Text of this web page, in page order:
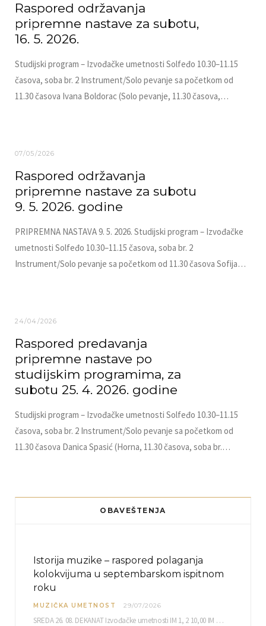
Raspored održavanja
pripremne nastave za subotu,
16. 5. 2026.
Studijski program – Izvođačke umetnosti Solfeđo 10.30–11.15
časova, soba br. 2 Instrument/Solo pevanje sa početkom od
11.30 časova Ivana Boldorac (Solo pevanje, 11.30 časova,…
07/05/2026
Raspored održavanja
pripremne nastave za subotu
9. 5. 2026. godine
PRIPREMNA NASTAVA 9. 5. 2026. Studijski program – Izvođačke
umetnosti Solfeđo 10.30–11.15 časova, soba br. 2
Instrument/Solo pevanje sa početkom od 11.30 časova Sofija…
24/04/2026
Raspored predavanja
pripremne nastave po
studijskim programima, za
subotu 25. 4. 2026. godine
Studijski program – Izvođačke umetnosti Solfeđo 10.30–11.15
časova, soba br. 2 Instrument/Solo pevanje sa početkom od
11.30 časova Danica Spasić (Horna, 11.30 časova, soba br.…
OBAVEŠTENJA
Istorija muzike – raspored polaganja
kolokvijuma u septembarskom ispitnom
roku
MUZIČKA UMETNOST 29/07/2026
SREDA 26. 08. DEKANAT Izvođačke umetnosti IM 1, 2 10,00 IM 3, 4 10,30 IM…